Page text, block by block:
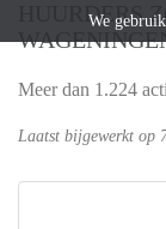
HUURDERS
Meer dan 1.224
Laatst bijgewerkt op
We